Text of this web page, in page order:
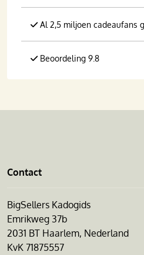
Al 2,5 miljoen cadeaufans
Beoordeling 9.8
Contact
BigSellers Kadogids
Emrikweg 37b
2031 BT Haarlem, Nederland
KvK 71875557